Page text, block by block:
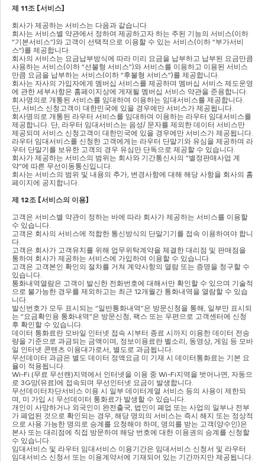
제 11조 [서비스]
회사가 제공하는 서비스는 다음과 같습니다.
회사는 서비스별 약관에서 정하여 제공하고자 하는 주된 기능의 서비스(
“기본서비스”)와 고객이 선택적으로 이용할 수 있는 서비스(이하 “부가서비
스”)를 제공합니다.
회사의 서비스는 요금납부방식에 따라 미리 요금을 납부하고 납부된 요금만큼
사용하는 서비스(이하 “선불형 서비스”)와 서비스를 이용하고 이용된 서비스
만큼 요금을 납부하는 서비스(이하 “후불형 서비스”)를 제공합니다.
회사는 자사의 가입자에게 멤버십 서비스를 제공하며 멤버십 서비스 제도운영
에 관한 세부사항은 홈페이지상에 게재될 멤버십 서비스 약관을 준용합니다.
회사명의로 개통된 서비스를 임대하여 이용하는 임대서비스를 제공합니다
단, 서비스 신청고객이 대한민국에 있을 경우에만 서비스가 제공됩니다.
회사명의로 개통된 라우터 서비스를 임대하여 이용하는 라우터 임대서비스를
제공합니다. 단, 라우터 임대서비스는 음성/ 문자를 제외한 데이터 서비스만
제공되며 서비스 신청고객이 대한민국에 있을 경우에만 서비스가 제공됩니다.
라우터 임대서비스를 신청한 고객에게는 라우터 단말기와 유심을 제공하며 라
우터 단말기를 보유한 고객의 경우 유심만 단독으로 제공할 수 있습니다.
회사가 제공하는 서비스의 범위는 회사와 기간통신사의 “별정판매사업 계
약”에 따른 무선이동통신입니다.
회사는 서비스의 범위 및 내용의 추가, 변경사항에 대해 해당 사항을 회사의 홈
페이지에 공지합니다.
제 12조 [서비스의 이용]
고객은 서비스별 약관이 정하는 바에 따라 회사가 제공하는 서비스를 이용할
수 있습니다.
고객은 회사의 서비스에 적합한 통신방식의 단말기기를 접속 이용하여야 합니
다.
고객은 회사가 고객유치를 위해 업무위탁계약을 체결한 대리점 및 판매점을
통하여 회사가 제공하는 서비스에 가입하여 이용할 수 있습니다.
고객은 고객본인 확인의 절차를 거쳐 계약사항의 열람 또는 증명을 청구할 수
있습니다.
통화내역열람은 고객이 발신한 전화번호에 대해서만 확인할 수 있으며 기술적
으로 불가능한 경우를 제외하고는 최근 12개월간 통화내역을 열람할 수 있습
니다.
발신번호가 모두 표시되는 “일반통화내역”은 방문신청을 통해, 일부만 표시되
는 “요금확인용 통화내역”은 방문신청, 팩스 또는 우편으로 고객센터에 신청
후 확인할 수 있습니다.
데이터 통화료란 모바일 인터넷 접속 시부터 종료 시까지 이용한 데이터 전송
량을 기준으로 과금되는 금액이며, 정보이용료란 벨소리 , 동영상, 게임 등 모바
일 인터넷 콘텐츠 이용대가로서, 별도로 과금됩니다.
무선데이터 과금은 별도 데이터 정액요금 미 기재 시 데이터통화료는 기본 요
율이 적용됩니다.
Wi-Fi (무료 무선랜)지역에서 인터넷을 이용 중 Wi-Fi지역을 벗어나면, 자동으
로 3G망(유료)에 접속되며 무선인터넷 요금이 발생합니다.
무선데이터차단서비스 이용 시 일부 데이터계열 서비스 등의 사용이 제한되
며, 미 가입 시 무선데이터 통화료가 발생할 수 있습니다.
개인이 사망하거나 외국인이 완전출국, 법인이 폐업 또는 사업의 일부나 전부
가 폐업된 것으로 확인되는 경우, 해당 명의의 서비스는 즉시 해지 또는 정상적
으로 사용 가능한 명의로 승계를 요청해야 하며, 명의를 받는 고객(양수인)은
본사 또는 대리점에 직접 방문하여 해당 번호에 대한 이용권의 승계를 신청할
수 있습니다.
임대서비스 및 라우터 임대서비스 이용기간은 임대서비스 신청서 및 라우터
임대서비스 신청서 또는 이용계약서에 기재되어 있는 기간까지만 제공됩니다.